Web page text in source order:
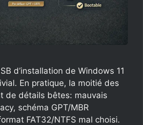
d’installation de Windows 11
En pratique, la moitié des
de détails bêtes: mauvais
schéma GPT/MBR
FAT32/NTFS mal choisi.